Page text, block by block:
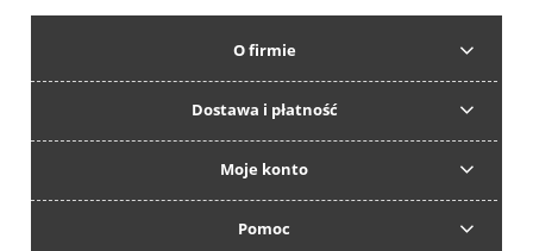
O firmie
Dostawa i płatność
Moje konto
Pomoc